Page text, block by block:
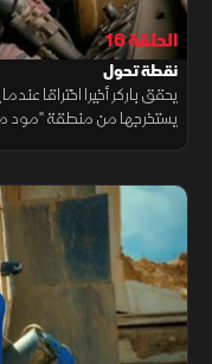
الحلقة 16
نقطة تحول
يحقق باركر أخيرا اختراقا
يستخرجها من منطقة "مود